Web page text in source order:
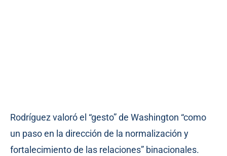
Rodríguez valoró el “gesto” de Washington “como
un paso en la dirección de la normalización y
fortalecimiento de las relaciones” binacionales.